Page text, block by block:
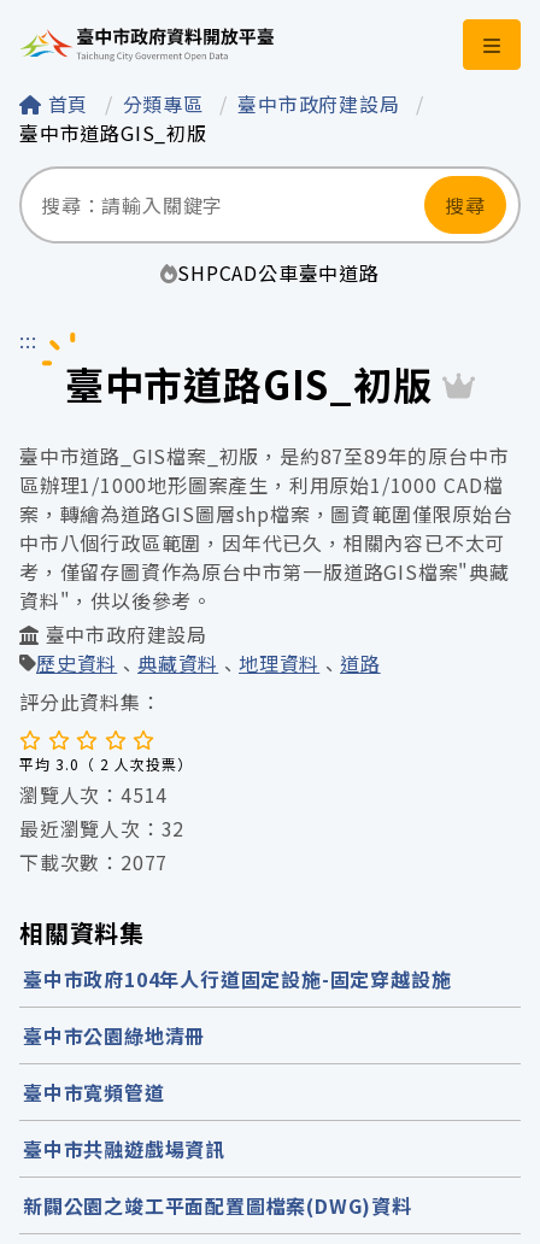
臺中市政府資料開
首頁 分類專區
臺中市政府建設局
臺中市道路GIS_初版
搜尋
SHPCAD公車臺中道路
:::
臺中市道路GIS_初版
臺中市道路_GIS檔案_初版，是約87至89年的原台中市
區辦理1/1000地形圖案產生，利用原始1/1000 CAD檔
案，轉繪為道路GIS圖層shp檔案，圖資範圍僅限原始台
中市八個行政區範圍，因年代已久，相關內容已不太可
考，僅留存圖資作為原台中市第一版道路GIS檔案"典藏
資料"，供以後參考。
臺中市政府建設局
歷史資料
典藏資料 地理資料
道路
評分此資料集：
平均 3.0（ 2 人次投票）
瀏覽人次：4514
最近瀏覽人次：32
下載次數：2077
相關資料集
臺中市政府104年人行道固定設施-固定穿越設施
臺中市公園綠地清冊
臺中市寬頻管道
臺中市共融遊戲場資訊
新闢公園之竣工平面配置圖檔案(DWG)資料